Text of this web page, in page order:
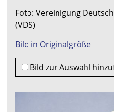
Foto: Vereinigung
(VDS)
Bild in Originalgröße
Bild zur Auswahl